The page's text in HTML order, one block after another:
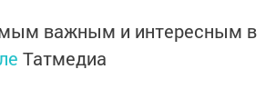
важным и интересным в
Татмедиа